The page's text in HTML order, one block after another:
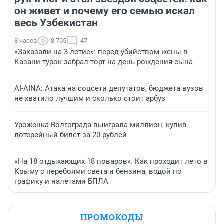
он живет и почему его семью искал
весь Узбекистан
8 часов 8 705 47
«Заказали на 3-летие»: перед убийством жены в
Казани турок забрал торт на день рождения сына
AI-AINA: Атака на соцсети депутатов, бюджета вузов
не хватило лучшим и сколько стоит арбуз
Уроженка Волгограда выиграла миллион, купив
лотерейный билет за 20 рублей
«На 18 отдыхающих 18 поваров». Как проходит лето в
Крыму с перебоями света и бензина, водой по
графику и налетами БПЛА
ПРОМОКОДЫ